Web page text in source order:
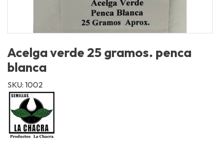
Acelga verde 25 gramos. penca
blanca
SKU: 1002